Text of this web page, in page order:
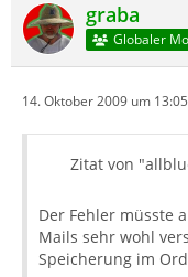
graba
Globaler
14. Oktober 2009 um 13:05
Zitat von
Der Fehler müsste
Mails sehr wohl
Speicherung im